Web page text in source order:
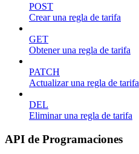
POST
Crear una regla de tarifa
GET
Obtener una regla de tarifa
PATCH
Actualizar una regla de tarifa
DEL
Eliminar una regla de tarifa
API de Programaciones